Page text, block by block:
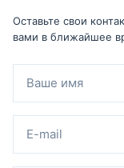
Оставьте свои
вами в ближайшее